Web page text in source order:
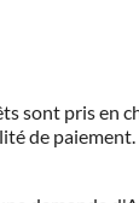
sont pris en
de paiement.